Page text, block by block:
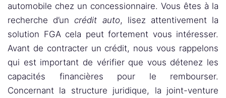
automobile chez un concessionnaire. Vous êtes à la
recherche d’un crédit auto, lisez attentivement la
solution FGA cela peut fortement vous intéresser.
Avant de contracter un crédit, nous vous rappelons
qui est important de vérifier que vous détenez les
capacités financières pour le rembourser.
Concernant la structure juridique, la joint-venture